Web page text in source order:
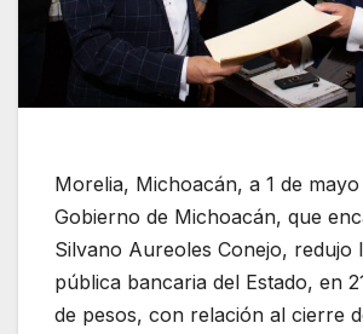
Morelia, Michoacán, a 1 de
Gobierno de Michoacán, que
Silvano Aureoles Conejo, redujo
pública bancaria del Estado, en
de pesos, con relación al cierre